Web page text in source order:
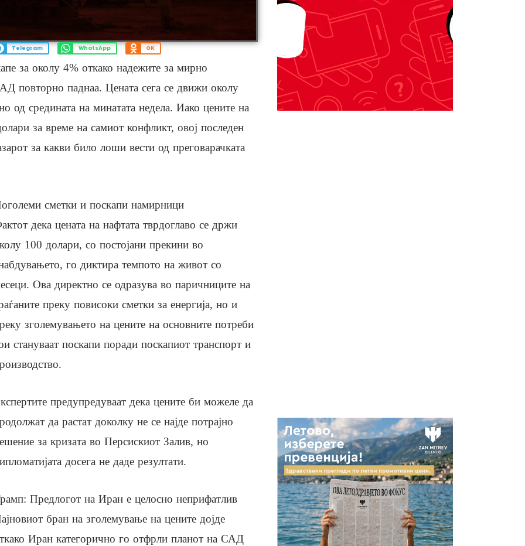
Telegram WhatsApp OK
за околу 4% откако надежите за мирно
повторно паднаа. Цената сега се движи околу
од средината на минатата недела. Иако цените на
за време на самиот конфликт, овој последен
за какви било лоши вести од преговарачката
сметки и поскапи намирници
дека цената на нафтата тврдоглаво се држи
100 долари, со постојани прекини во
го диктира темпото на живот со
Ова директно се одразува во паричниците на
преку повисоки сметки за енергија, но и
зголемувањето на цените на основните потреби
стануваат поскапи поради поскапиот транспорт и
предупредуваат дека цените би можеле да
да растат доколку не се најде потрајно
за кризата во Персискиот Залив, но
досега не даде резултати.
Предлогот на Иран е целосно неприфатлив
бран на зголемување на цените дојде
Иран категорично го отфрли планот на САД